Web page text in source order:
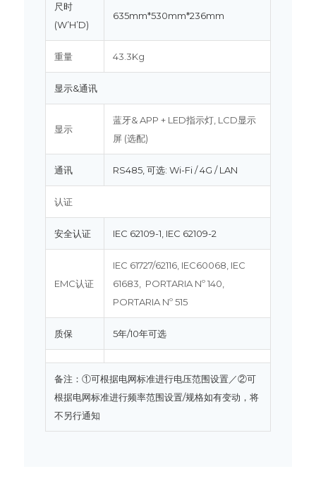
尺时
(W’H’D)
635mm*530mm*236mm
重量 43.3Kg
显示&通讯
显示
蓝牙& APP + LED指示灯, LCD显示
屏 (选配)
通讯 RS485, 可选: Wi-Fi / 4G / LAN
认证
安全认证 IEC 62109-1, IEC 62109-2
EMC认证
IEC 61727/62116, IEC60068, IEC
61683, PORTARIA Nº 140,
PORTARIA Nº 515
质保 5年/10年可选
备注：①可根据电网标准进行电压范围设置／②可
根据电网标准进行频率范围设置/规格如有变动，将
不另行通知